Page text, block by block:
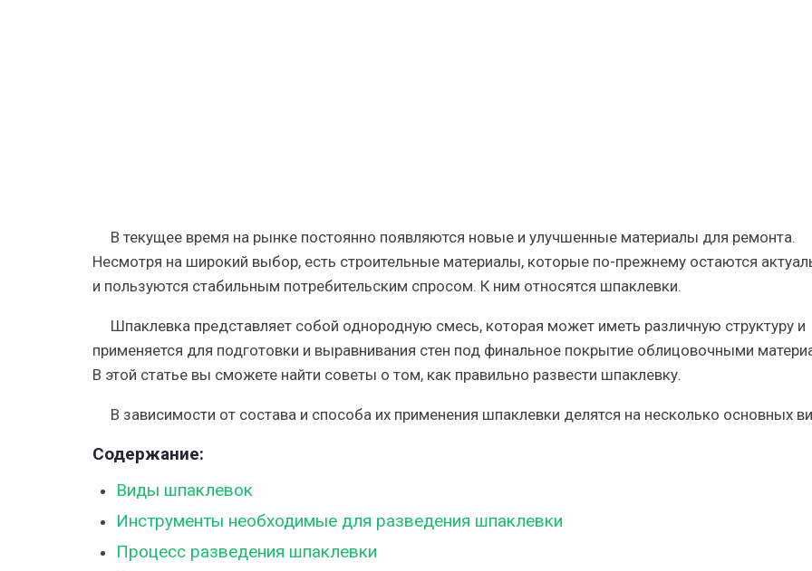
В текущее время на рынке постоянно появляются новые и улучшенные материалы для ремонта.
Несмотря на широкий выбор, есть строительные материалы, которые по-прежнему остаются
и пользуются стабильным потребительским спросом. К ним относятся шпаклевки.
Шпаклевка представляет собой однородную смесь, которая может иметь различную структуру и
применяется для подготовки и выравнивания стен под финальное покрытие облицовочными
В этой статье вы сможете найти советы о том, как правильно развести шпаклевку.
В зависимости от состава и способа их применения шпаклевки делятся на несколько основных
Содержание:
Виды шпаклевок
Инструменты необходимые для разведения шпаклевки
Процесс разведения шпаклевки